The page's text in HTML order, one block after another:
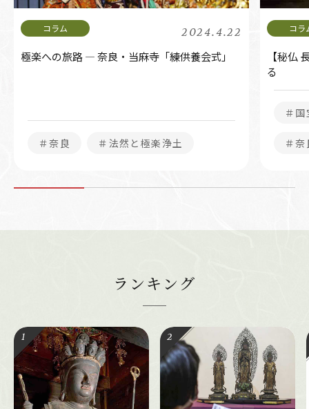
2024.4.22
極楽への旅路 ― 奈良・当麻寺「練供養会式」
＃奈良 ＃法然と極楽浄土
【秘仏
る
＃国
＃奈
ランキング